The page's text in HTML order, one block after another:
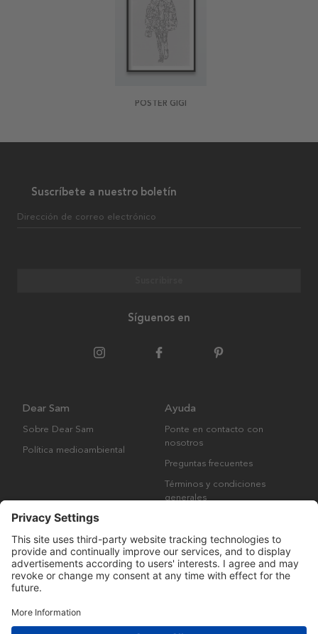
POSTER GIGI
Suscríbete a nuestro boletín
Dirección de correo electrónico
Síguenos en
Dear Sam
Sobre Dear Sam
Política medioambiental
Ayuda
Ponte en contacto con
nosotros
Preguntas frecuentes
Términos y condiciones
generales
Derechos de autor © Many Brands AB 2023. Todos los derechos